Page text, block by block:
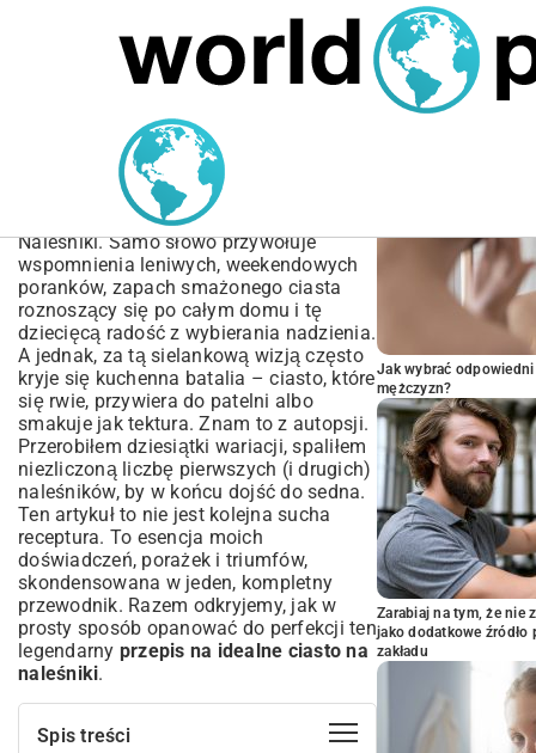
MARIUSZ ŁAMAGA 05.10.2025
Przepis na idealne ciasto
na naleśniki – Poradnik
krok po kroku
Naleśniki. Samo słowo przywołuje
wspomnienia leniwych, weekendowych
poranków, zapach smażonego ciasta
roznoszący się po całym domu i tę
dziecięcą radość z wybierania nadzienia.
A jednak, za tą sielankową wizją często
kryje się kuchenna batalia – ciasto, które
się rwie, przywiera do patelni albo
smakuje jak tektura. Znam to z autopsji.
Przerobiłem dziesiątki wariacji, spaliłem
niezliczoną liczbę pierwszych (i drugich)
naleśników, by w końcu dojść do sedna.
Ten artykuł to nie jest kolejna sucha
receptura. To esencja moich
doświadczeń, porażek i triumfów,
skondensowana w jeden, kompletny
przewodnik. Razem odkryjemy, jak w
prosty sposób opanować do perfekcji ten
legendarny przepis na idealne ciasto na
naleśniki.
Spis treści
Jak wybrać
mężczyzn?
Zarabiaj na tym, że nie
jako dodatkowe
zakładu